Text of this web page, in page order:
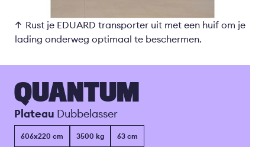
Rust je EDUARD transporter uit met een huif om je
lading onderweg optimaal te beschermen.
QUANTUM
Plateau Dubbelasser
606x220 cm 3500 kg 63 cm